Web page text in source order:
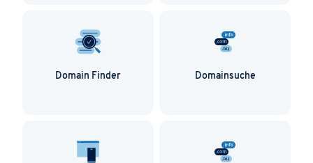
Domain Finder Domainsuche